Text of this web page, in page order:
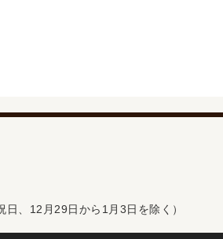
、12月29日から1月3日を除く）